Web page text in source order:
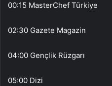
00:15 MasterChef Türkiye
02:30 Gazete Magazin
04:00 Gençlik Rüzgarı
05:00 Dizi